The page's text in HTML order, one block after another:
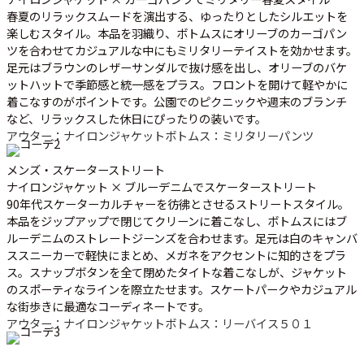
春夏のリラックスムードを演出する、ゆったりとしたシルエットを
楽しむスタイル。本品を羽織り、ボトムスにオリーブのカーゴパン
ツを合わせてカジュアルな中にもミリタリーテイストを効かせます。
足元はブラウンのレザーサンダルで抜け感を出し、オリーブのバケ
ットハットで季節感と統一感をプラス。フロントを開けて軽やかに
着こなすのがポイントです。公園でのピクニックや週末のブランチ
など、リラックスした休日にぴったりの装いです。
アウター：ナイロンジャケットボトムス：ミリタリーパンツ
メンズ・スケーターストリート
ナイロンジャケット × ブルーデニムでスケーターストリート
90年代スケーターカルチャーを彷彿とさせるストリートスタイル。
本品をジップアップで閉じてクリーンに着こなし、ボトムスにはブ
ルーデニムのストレートジーンズを合わせます。足元は白のキャンバ
ススニーカーで軽快にまとめ、メガネをアクセントに知的さをプラ
ス。スナップボタンを全て閉めたタイトな着こなしが、ジャケット
のスポーティなラインを際立たせます。スケートパークやカジュアル
な街歩きに最適なコーディネートです。
アウター：ナイロンジャケットボトムス：リーバイス５０１